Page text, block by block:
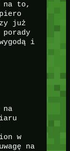
na to,
już
i
na
w
na